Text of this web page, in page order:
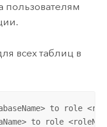
пользователям
всех таблиц в
to role
to role